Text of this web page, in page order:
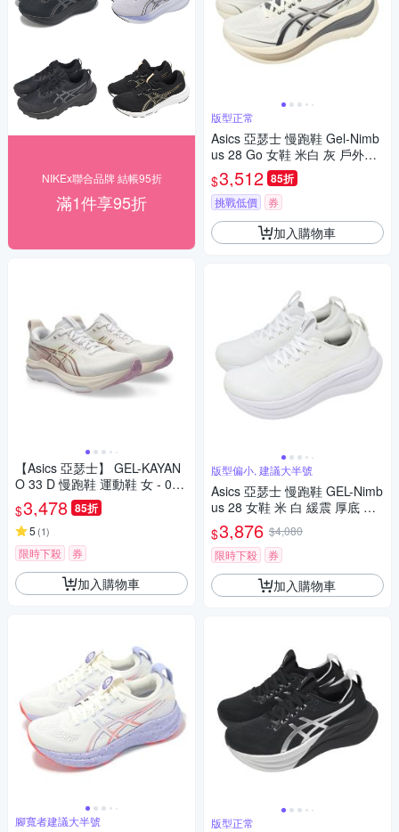
NIKEx聯合品牌 結帳95折
滿1件享95折
【Asics 亞瑟士】 GEL-KAYAN
O 33 D 慢跑鞋 運動鞋 女 - 012
B992100
$3,478 85折
5 (1)
限時下殺 券
加入購物車
腳寬者建議大半號
版型正常
Asics 亞瑟士 慢跑鞋 Gel-Nimb
us 28 Go 女鞋 米白 灰 戶外系
列 緩震 1012C032100
$3,512 85折
挑戰低價 券
加入購物車
版型偏小, 建議大半號
Asics 亞瑟士 慢跑鞋 GEL-Nimb
us 28 女鞋 米 白 緩震 厚底 運
動鞋 1012B899100
$3,876 $4,080
限時下殺
券
加入購物車
版型正常